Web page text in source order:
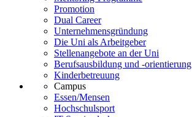
Promotion
Dual Career
Unternehmensgründung
Die Uni als Arbeitgeber
Stellenangebote an der Uni
Berufsausbildung und -orientierung
Kinderbetreuung
Campus
Essen/Mensen
Hochschulsport